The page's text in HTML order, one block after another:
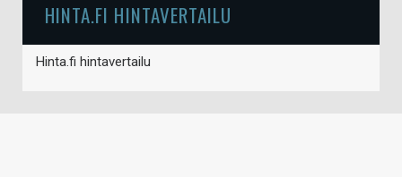
HINTA.FI HINTAVERTAILU
Hinta.fi hintavertailu